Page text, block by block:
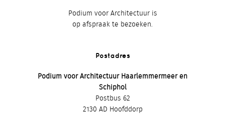
Podium voor Architectuur is
op afspraak te bezoeken.
Postadres
Podium voor Architectuur Haarlemmermeer en
Schiphol
Postbus 62
2130 AD Hoofddorp